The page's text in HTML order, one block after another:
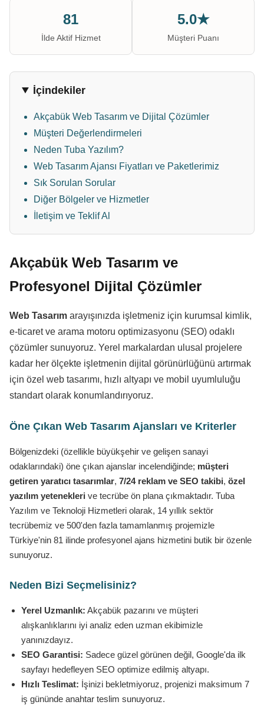
81
İlde Aktif Hizmet
5.0★
Müşteri Puanı
İçindekiler
Akçabük Web Tasarım ve Dijital Çözümler
Müşteri Değerlendirmeleri
Neden Tuba Yazılım?
Web Tasarım Ajansı Fiyatları ve Paketlerimiz
Sık Sorulan Sorular
Diğer Bölgeler ve Hizmetler
İletişim ve Teklif Al
Akçabük Web Tasarım ve
Profesyonel Dijital Çözümler
Web Tasarım arayışınızda işletmeniz için kurumsal kimlik,
e-ticaret ve arama motoru optimizasyonu (SEO) odaklı
çözümler sunuyoruz. Yerel markalardan ulusal projelere
kadar her ölçekte işletmenin dijital görünürlüğünü artırmak
için özel web tasarımı, hızlı altyapı ve mobil uyumluluğu
standart olarak konumlandırıyoruz.
Öne Çıkan Web Tasarım Ajansları ve Kriterler
Bölgenizdeki (özellikle büyükşehir ve gelişen sanayi
odaklarındaki) öne çıkan ajanslar incelendiğinde; müşteri
getiren yaratıcı tasarımlar, 7/24 reklam ve SEO takibi, özel
yazılım yetenekleri ve tecrübe ön plana çıkmaktadır. Tuba
Yazılım ve Teknoloji Hizmetleri olarak, 14 yıllık sektör
tecrübemiz ve 500'den fazla tamamlanmış projemizle
Türkiye'nin 81 ilinde profesyonel ajans hizmetini butik bir özenle
sunuyoruz.
Neden Bizi Seçmelisiniz?
Yerel Uzmanlık: Akçabük pazarını ve müşteri
alışkanlıklarını iyi analiz eden uzman ekibimizle
yanınızdayız.
SEO Garantisi: Sadece güzel görünen değil, Google'da ilk
sayfayı hedefleyen SEO optimize edilmiş altyapı.
Hızlı Teslimat: İşinizi bekletmiyoruz, projenizi maksimum 7
iş gününde anahtar teslim sunuyoruz.